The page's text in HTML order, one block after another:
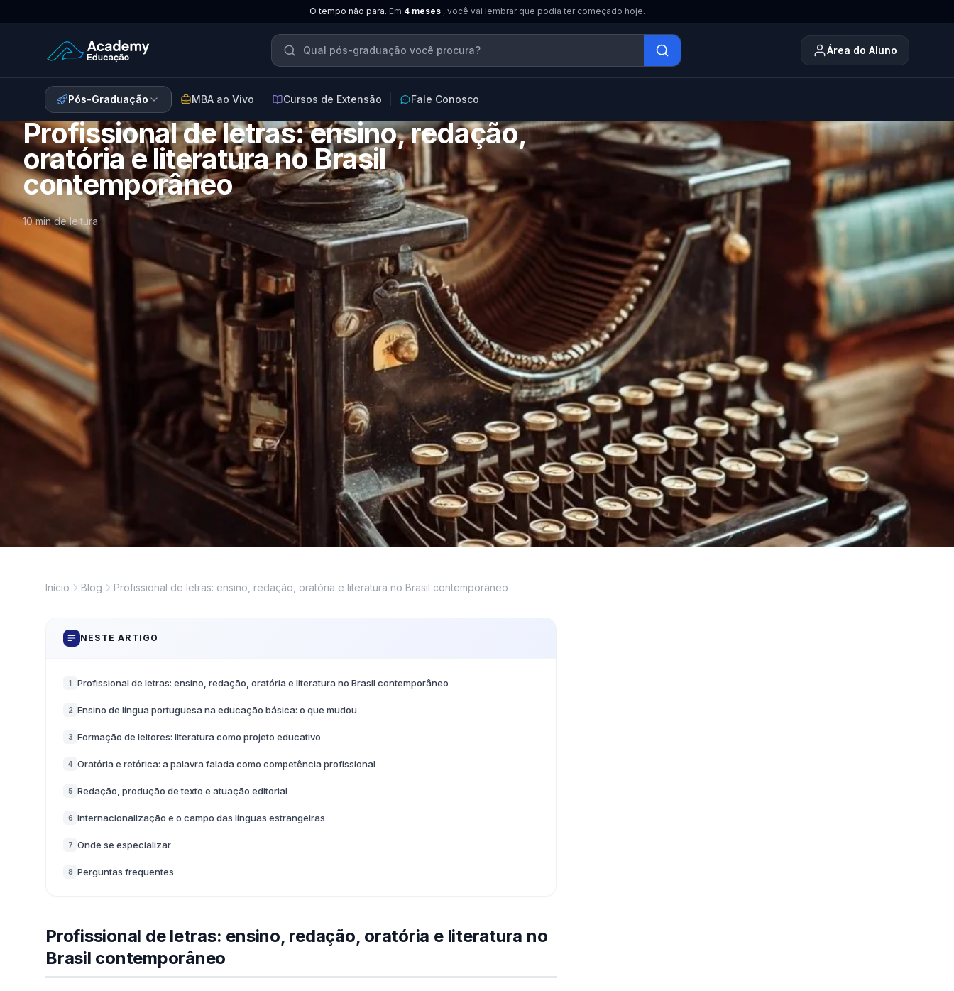
O tempo não para. Em 4 meses , você vai lembrar que podia ter começado hoje.
Academy Educação — Página Inicial
Área do Aluno
Pós-Graduação MBA ao Vivo Cursos de Extensão Fale Conosco
Profissional de letras: ensino, redação,
oratória e literatura no Brasil
contemporâneo
10 min de leitura
Início Blog Profissional de letras: ensino, redação, oratória e literatura no Brasil contemporâneo
NESTE ARTIGO
1 Profissional de letras: ensino, redação, oratória e literatura no Brasil contemporâneo
2 Ensino de língua portuguesa na educação básica: o que mudou
3 Formação de leitores: literatura como projeto educativo
4 Oratória e retórica: a palavra falada como competência profissional
5 Redação, produção de texto e atuação editorial
6 Internacionalização e o campo das línguas estrangeiras
7 Onde se especializar
8 Perguntas frequentes
Profissional de letras: ensino, redação, oratória e literatura no
Brasil contemporâneo